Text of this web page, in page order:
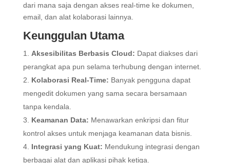
dari mana saja dengan akses real-time ke dokumen,
email, dan alat kolaborasi lainnya.
Keunggulan Utama
Aksesibilitas Berbasis Cloud: Dapat diakses dari
perangkat apa pun selama terhubung dengan internet.
Kolaborasi Real-Time: Banyak pengguna dapat
mengedit dokumen yang sama secara bersamaan
tanpa kendala.
Keamanan Data: Menawarkan enkripsi dan fitur
kontrol akses untuk menjaga keamanan data bisnis.
Integrasi yang Kuat: Mendukung integrasi dengan
berbagai alat dan aplikasi pihak ketiga.